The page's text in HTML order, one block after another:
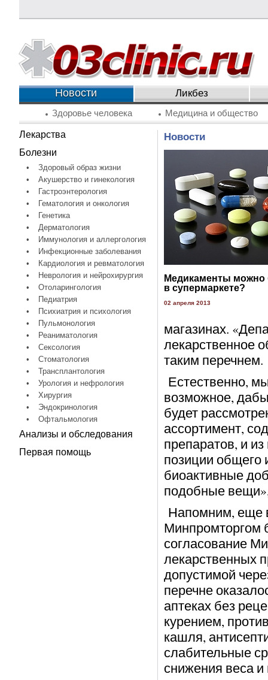
Новости Ликбез
Здоровье человека Медицина и общество
Лекарства
Болезни
•
Здоровый образ жизни
•
Акушерство и гинекология
•
Гастроэнтерология
•
Гематология и онкология
•
Генетика
•
Дерматология
•
Иммунология и аллергология
•
Инфекционные заболевания
•
Кардиология и ревматология
•
Неврология и нейрохирургия
•
Отоларингология
•
Педиатрия
•
Психиатрия и психология
•
Пульмонология
•
Реаниматология
•
Сексология
•
Стоматология
•
Трансплантология
•
Урология и нефрология
•
Хирургия
•
Эндокринология
•
Офтальмология
Анализы и обследования
Первая помощь
Новости
Медикаменты можно
в супермаркете?
02 апреля 2013
магазинах.
лекарственное
таким перечнем.
Естественно,
возможное,
будет
ассортимент,
препаратов, и
позиции общего
биоактивные
подобные
Напомним, еще
Минпромторгом
согласование
лекарственных
допустимой
перечне
аптеках без
курением,
кашля,
слабительные
снижения веса и